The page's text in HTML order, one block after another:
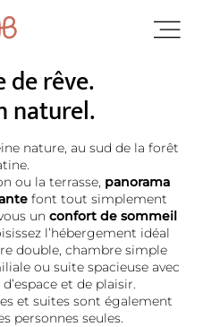
de rêve.
naturel.
nature, au sud de la forêt
ou la terrasse, panorama
font tout simplement
un confort de sommeil
l’hébergement idéal
double, chambre simple
ou suite spacieuse avec
et de plaisir.
et suites sont également
personnes seules.